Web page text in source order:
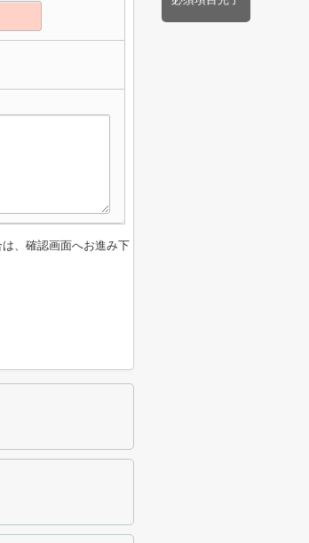
、確認画面へお進み下